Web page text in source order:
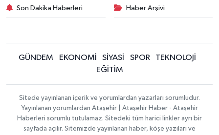
Son Dakika Haberleri Haber Arşivi
GÜNDEM EKONOMİ SİYASİ SPOR
TEKNOLOJİ
EĞİTİM
Sitede yayınlanan içerik ve yorumlardan yazarları sorumludur.
Yayınlanan yorumlardan Ataşehir | Ataşehir Haber - Ataşehir
Haberleri sorumlu tutulamaz. Sitedeki tüm harici linkler ayrı bir
sayfada açılır. Sitemizde yayınlanan haber, köşe yazıları ve